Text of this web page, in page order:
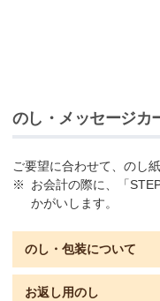
のし・メッセージカ
ご要望に合わせて、のし
※
お会計の際に、「
かがいします。
のし・包装について
お返し用のし